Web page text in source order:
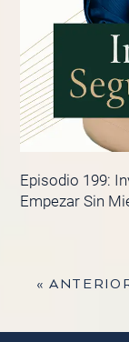
Episodio 199:
Empezar Sin
«